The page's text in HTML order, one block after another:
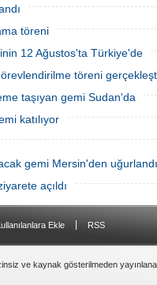
töreni
12 Ağustos'ta Türkiye'de
töreni
taşıyan gemi Sudan'da
katılıyor
gemi Mersin'den uğurlandı
açıldı
Ekle RSS
ve kaynak gösterilmeden